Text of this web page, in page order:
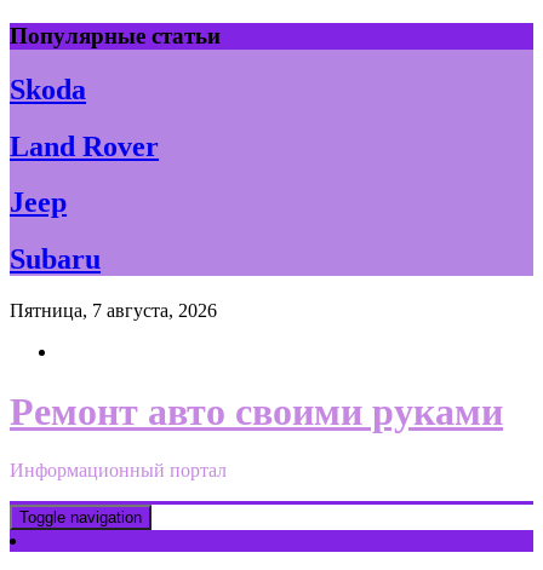
Skip
to
content
Популярные статьи
Skoda
Land Rover
Jeep
Subaru
Пятница, 7 августа, 2026
Ремонт авто своими руками
Информационный портал
Toggle navigation